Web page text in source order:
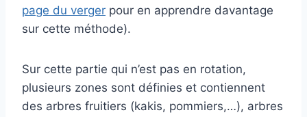
page du verger pour en apprendre davantage
sur cette méthode).
Sur cette partie qui n’est pas en rotation,
plusieurs zones sont définies et contiennent
des arbres fruitiers (kakis, pommiers,…), arbres